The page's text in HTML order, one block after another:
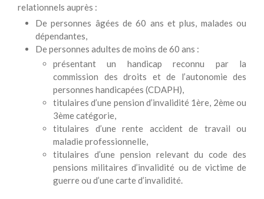
relationnels auprès :
De personnes âgées de 60 ans et plus, malades ou
dépendantes,
De personnes adultes de moins de 60 ans :
présentant un handicap reconnu par la
commission des droits et de l’autonomie des
personnes handicapées (CDAPH),
titulaires d’une pension d’invalidité 1ère, 2ème ou
3ème catégorie,
titulaires d’une rente accident de travail ou
maladie professionnelle,
titulaires d’une pension relevant du code des
pensions militaires d’invalidité ou de victime de
guerre ou d’une carte d’invalidité.